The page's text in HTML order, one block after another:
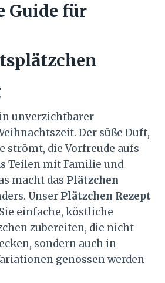
Guide für
unverzichtbarer
Der süße Duft,
strömt, die Vorfreude aufs
Teilen mit Familie und
macht das Plätzchen
Unser Plätzchen Rezept
einfache, köstliche
zubereiten, die nicht
sondern auch in
genossen werden